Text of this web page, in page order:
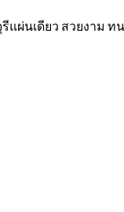
ผ่นเดียว สวยงาม